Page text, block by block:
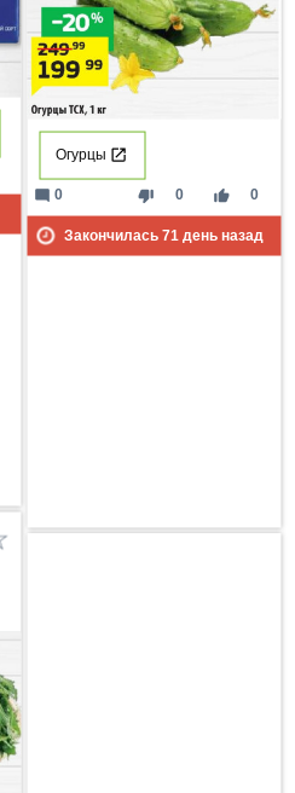
Огурцы
thumb_down 0 thumb_up 0
mode_comment 0
Закончилась 71 день назад